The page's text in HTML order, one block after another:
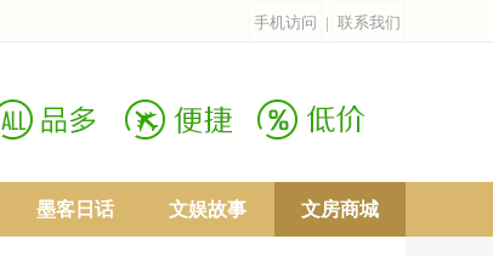
手机访问 | 联系我们
墨客日话 文娱故事 文房商城